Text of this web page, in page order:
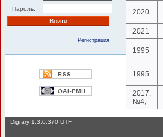
Пароль:
Регистрация
2020
2021
1995
1995
2017,
№4,
Digrary 1.3.0.370 UTF